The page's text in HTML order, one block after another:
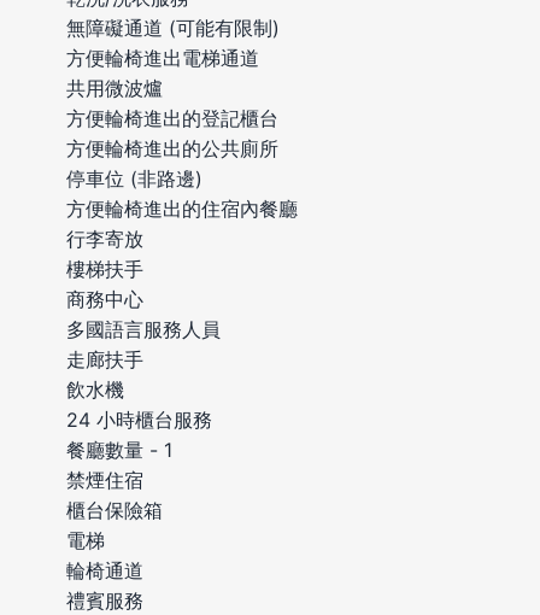
無障礙通道 (可能有限制)
方便輪椅進出電梯通道
共用微波爐
方便輪椅進出的登記櫃台
方便輪椅進出的公共廁所
停車位 (非路邊)
方便輪椅進出的住宿內餐廳
行李寄放
樓梯扶手
商務中心
多國語言服務人員
走廊扶手
飲水機
24 小時櫃台服務
餐廳數量 - 1
禁煙住宿
櫃台保險箱
電梯
輪椅通道
禮賓服務